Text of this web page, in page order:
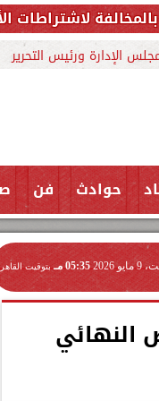
الأمان يحول
الإدارة ورئيس التحرير
حوادث فن
2026 05:35 مـ بتوقيت
لخوض النهائي